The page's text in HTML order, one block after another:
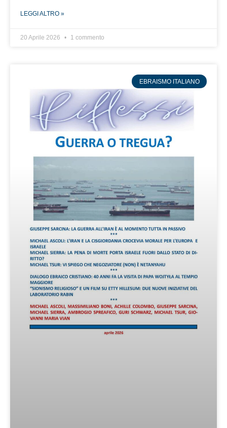
LEGGI ALTRO »
20 Aprile 2026 1 commento
EBRAISMO ITALIANO